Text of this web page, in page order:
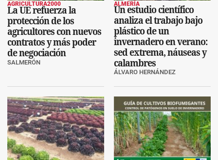
AGRICULTURA2000
La UE refuerza la
protección de los
agricultores con nuevos
contratos y más poder
de negociación
SALMERÓN
ALMERÍA
Un estudio científico
analiza el trabajo bajo
plástico de un
invernadero en verano:
sed extrema, náuseas y
calambres
ÁLVARO HERNÁNDEZ